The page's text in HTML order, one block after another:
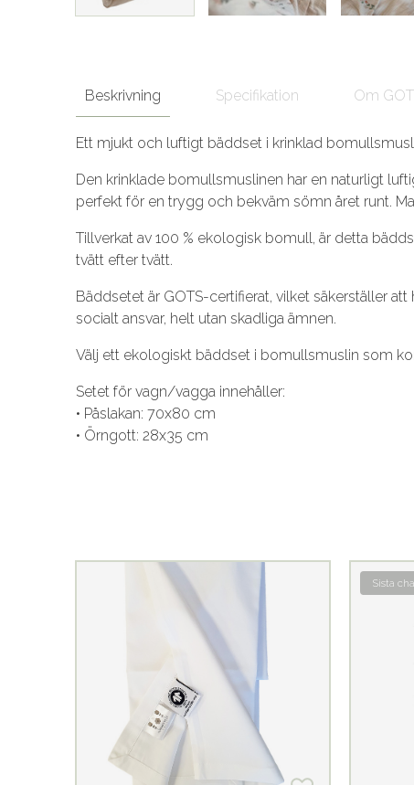
Beskrivning Specifikation Om
Ett mjukt och luftigt bäddset i krinklad
Den krinklade bomullsmuslinen har en naturligt
perfekt för en trygg och bekväm sömn året runt.
Tillverkat av 100 % ekologisk bomull, är detta
tvätt efter tvätt.
Bäddsetet är GOTS-certifierat, vilket säkerställer
socialt ansvar, helt utan skadliga ämnen.
Välj ett ekologiskt bäddset i bomullsmuslin som
Setet för vagn/vagga innehåller:
• Påslakan: 70x80 cm
• Örngott: 28x35 cm
Sista